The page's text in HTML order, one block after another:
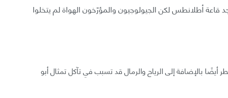
هذه القاعة في عام 1998 ، لا أحد وجد قاعة أطلانطس لكن الجيولوجيون والمؤرّخون الهواة لم يتخلوا
المطر أيضًا بالإضافة إلى الرياح والرمال قد تسبب في تآكل تمثال أبو